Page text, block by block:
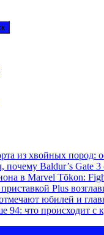
из хвойных пород:
почему Baldur’s Gate
в Marvel Tōkon:
Plus
юбилей и
94: что происходит с